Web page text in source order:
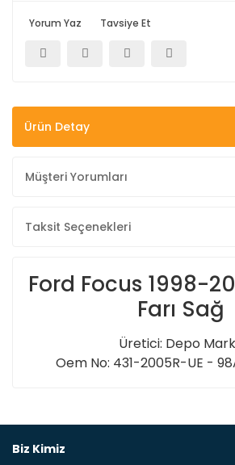
Yorum Yaz Tavsiye Et
Ürün Detay
Müşteri Yorumları
Taksit Seçenekleri
Ford Focus 1998-
Farı Sağ
Üretici: Depo
Oem No: 431-2005R-UE -
Biz Kimiz